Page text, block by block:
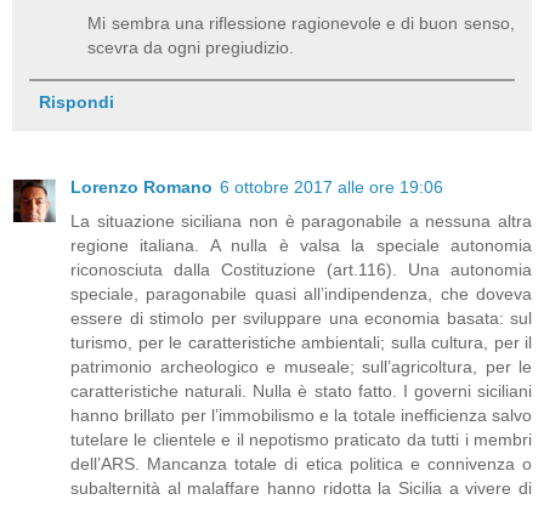
Mi sembra una riflessione ragionevole e di buon senso,
scevra da ogni pregiudizio.
Rispondi
Lorenzo Romano 6 ottobre 2017 alle ore 19:06
La situazione siciliana non è paragonabile a nessuna altra
regione italiana. A nulla è valsa la speciale autonomia
riconosciuta dalla Costituzione (art.116). Una autonomia
speciale, paragonabile quasi all’indipendenza, che doveva
essere di stimolo per sviluppare una economia basata: sul
turismo, per le caratteristiche ambientali; sulla cultura, per il
patrimonio archeologico e museale; sull’agricoltura, per le
caratteristiche naturali. Nulla è stato fatto. I governi siciliani
hanno brillato per l’immobilismo e la totale inefficienza salvo
tutelare le clientele e il nepotismo praticato da tutti i membri
dell’ARS. Mancanza totale di etica politica e connivenza o
subalternità al malaffare hanno ridotta la Sicilia a vivere di